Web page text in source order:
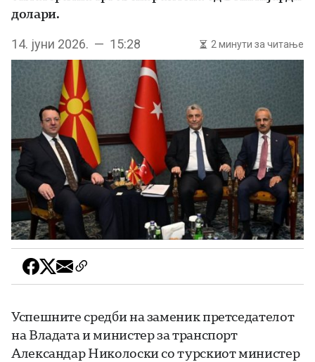
долари.
14. јуни 2026. — 15:28 2 минути за читање
Успешните средби на заменик претседателот
на Владата и министер за транспорт
Александар Николоски со турскиот министер